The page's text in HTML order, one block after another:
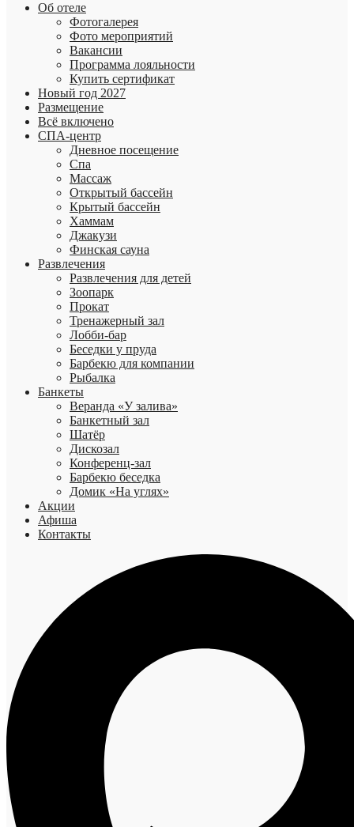
Об отеле
Фотогалерея
Фото мероприятий
Вакансии
Программа лояльности
Купить сертификат
Новый год 2027
Размещение
Всё включено
СПА-центр
Дневное посещение
Спа
Массаж
Открытый бассейн
Крытый бассейн
Хаммам
Джакузи
Финская сауна
Развлечения
Развлечения для детей
Зоопарк
Прокат
Тренажерный зал
Лобби-бар
Беседки у пруда
Барбекю для компании
Рыбалка
Банкеты
Веранда «У залива»
Банкетный зал
Шатёр
Дискозал
Конференц-зал
Барбекю беседка
Домик «На углях»
Акции
Афиша
Контакты